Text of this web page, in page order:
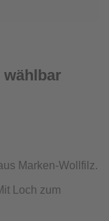
wählbar
Marken-Wollfilz.
Loch zum